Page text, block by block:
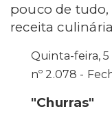
pouco de
receita
Quinta-feira,
nº 2.078 -
"Churras"